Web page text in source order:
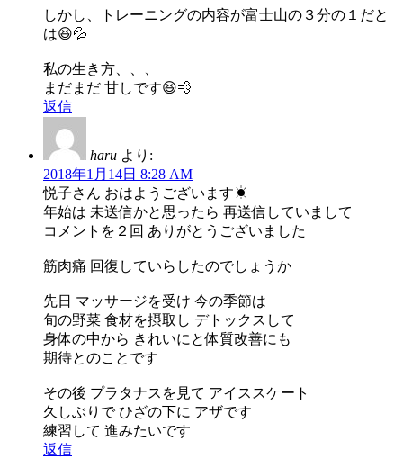
しかし、トレーニングの内容が富士山の３分の１だと
は😆💦
私の生き方、、、
まだまだ 甘しです😆💨
返信
haru より:
2018年1月14日 8:28 AM
悦子さん おはようございます☀
年始は 未送信かと思ったら 再送信していまして
コメントを２回 ありがとうございました
筋肉痛 回復していらしたのでしょうか
先日 マッサージを受け 今の季節は
旬の野菜 食材を摂取し デトックスして
身体の中から きれいにと体質改善にも
期待とのことです
その後 プラタナスを見て アイススケート
久しぶりで ひざの下に アザです
練習して 進みたいです
返信